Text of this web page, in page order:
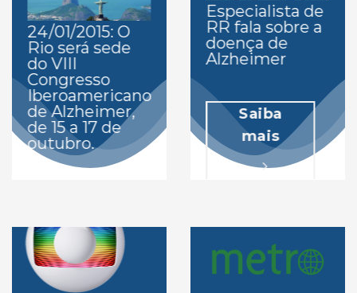
24/01/2015: O
Rio será sede
do VIII
Congresso
Iberoamericano
de Alzheimer,
de 15 a 17 de
outubro.
Especialista de
RR fala sobre a
doença de
Alzheimer
Saiba
mais